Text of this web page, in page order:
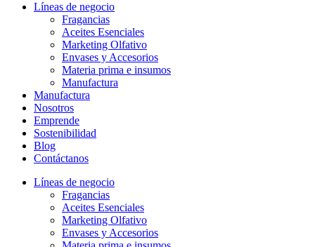
Líneas de negocio
Fragancias
Aceites Esenciales
Marketing Olfativo
Envases y Accesorios
Materia prima e insumos
Manufactura
Manufactura
Nosotros
Emprende
Sostenibilidad
Blog
Contáctanos
Líneas de negocio
Fragancias
Aceites Esenciales
Marketing Olfativo
Envases y Accesorios